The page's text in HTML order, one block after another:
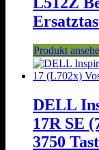
Produkt
DELL
17R SE
3750